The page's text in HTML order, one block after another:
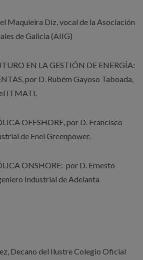
Maquieira Diz, vocal de la Asociación
de Galicia (AIIG)
EN LA GESTIÓN DE ENERGÍA:
por D. Rubém Gayoso Taboada,
ITMATI.
OFFSHORE, por D. Francisco
de Enel Greenpower.
ONSHORE: por D. Ernesto
Industrial de Adelanta
Decano del Ilustre Colegio Oficial